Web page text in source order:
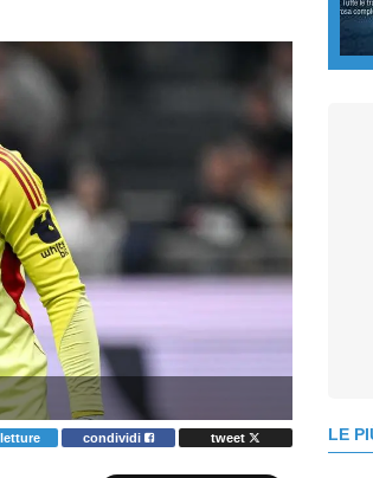
condividi tweet LE